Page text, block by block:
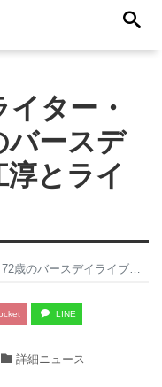
ター・
バースデ
とライ
ライブ！ 堀江淳とライブ初共演
LINE
詳細ニュース